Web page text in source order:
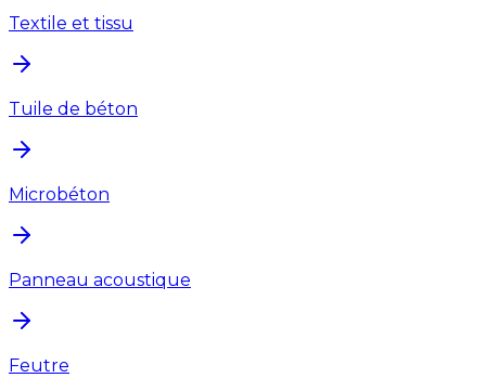
Textile et tissu
Tuile de béton
Microbéton
Panneau acoustique
Feutre